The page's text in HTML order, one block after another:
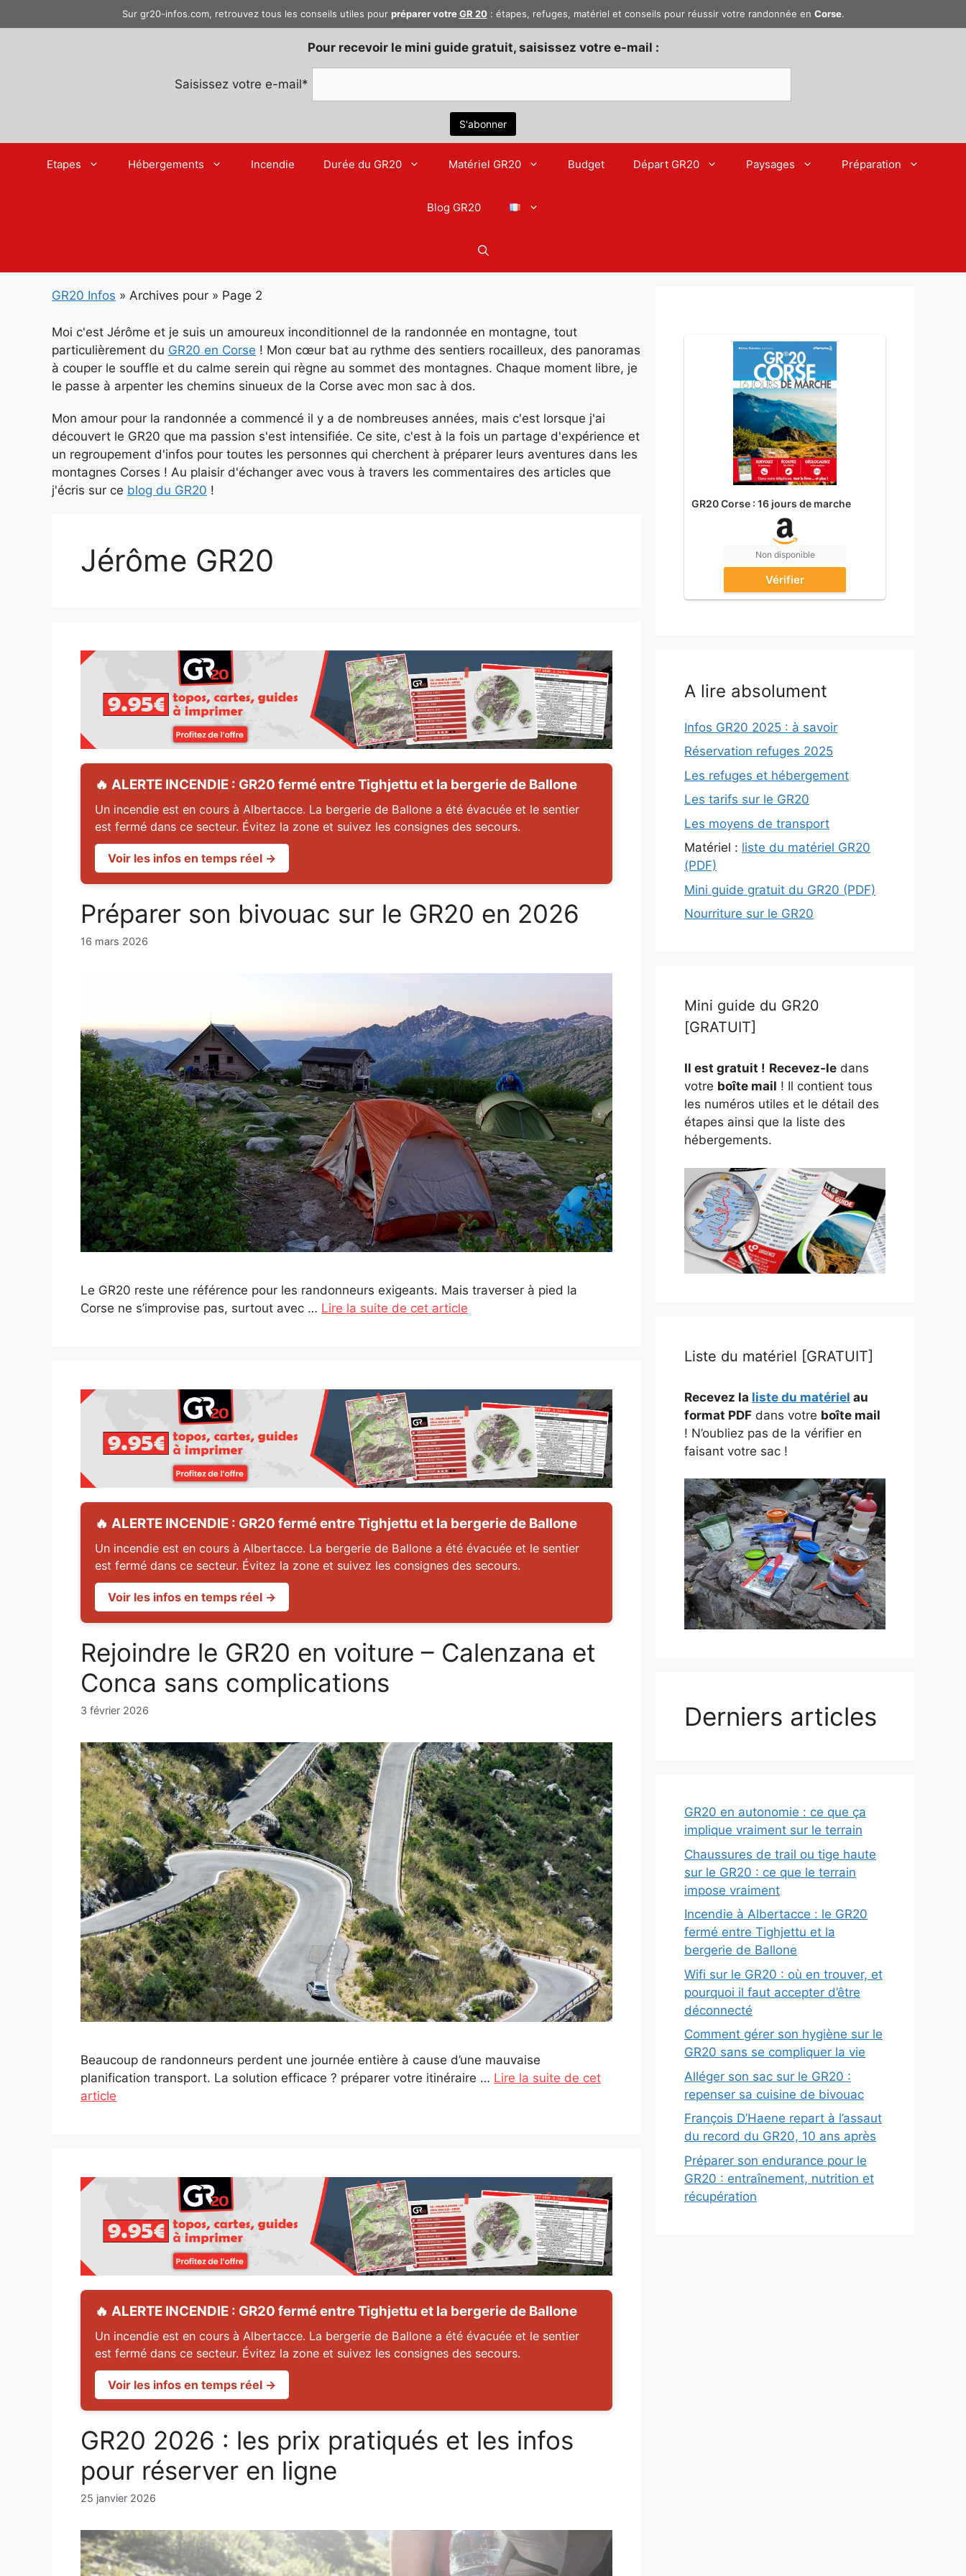
au
Sur gr20-infos.com, retrouvez tous les conseils utiles pour préparer votreGR 20: étapes, refuges, matériel et conseils pour réussir votre randonnée en Corse.
Pour recevoir le mini guide gratuit, saisissez votre e-mail :
Saisissez votre e-mail*
Etapes Hébergements Incendie Durée du GR20 Matériel GR20 Budget Départ GR20 Paysages Préparation
Blog GR20
GR20 Infos » Archives pour » Page 2
Moi c'est Jérôme et je suis un amoureux inconditionnel de la randonnée en montagne, tout
particulièrement du GR20 en Corse ! Mon cœur bat au rythme des sentiers rocailleux, des panoramas
à couper le souffle et du calme serein qui règne au sommet des montagnes. Chaque moment libre, je
le passe à arpenter les chemins sinueux de la Corse avec mon sac à dos.
Mon amour pour la randonnée a commencé il y a de nombreuses années, mais c'est lorsque j'ai
découvert le GR20 que ma passion s'est intensifiée. Ce site, c'est à la fois un partage d'expérience et
un regroupement d'infos pour toutes les personnes qui cherchent à préparer leurs aventures dans les
montagnes Corses ! Au plaisir d'échanger avec vous à travers les commentaires des articles que
j'écris sur ce blog du GR20 !
Jérôme GR20
🔥 ALERTE INCENDIE : GR20 fermé entre Tighjettu et la bergerie de Ballone
Un incendie est en cours à Albertacce. La bergerie de Ballone a été évacuée et le sentier
est fermé dans ce secteur. Évitez la zone et suivez les consignes des secours.
Voir les infos en temps réel →
Préparer son bivouac sur le GR20 en 2026
16 mars 2026
Le GR20 reste une référence pour les randonneurs exigeants. Mais traverser à pied la
Corse ne s’improvise pas, surtout avec … Lire la suite de cet article
🔥 ALERTE INCENDIE : GR20 fermé entre Tighjettu et la bergerie de Ballone
Un incendie est en cours à Albertacce. La bergerie de Ballone a été évacuée et le sentier
est fermé dans ce secteur. Évitez la zone et suivez les consignes des secours.
Voir les infos en temps réel →
Rejoindre le GR20 en voiture – Calenzana et
Conca sans complications
3 février 2026
Beaucoup de randonneurs perdent une journée entière à cause d’une mauvaise
planification transport. La solution efficace ? préparer votre itinéraire … Lire la suite de cet
article
🔥 ALERTE INCENDIE : GR20 fermé entre Tighjettu et la bergerie de Ballone
Un incendie est en cours à Albertacce. La bergerie de Ballone a été évacuée et le sentier
est fermé dans ce secteur. Évitez la zone et suivez les consignes des secours.
Voir les infos en temps réel →
GR20 2026 : les prix pratiqués et les infos
pour réserver en ligne
25 janvier 2026
GR20 Corse : 16 jours de marche
Non disponible
Vérifier
A lire absolument
Infos GR20 2025 : à savoir
Réservation refuges 2025
Les refuges et hébergement
Les tarifs sur le GR20
Les moyens de transport
Matériel : liste du matériel GR20
(PDF)
Mini guide gratuit du GR20 (PDF)
Nourriture sur le GR20
Mini guide du GR20
[GRATUIT]
Il est gratuit ! Recevez-le dans
votre boîte mail ! Il contient tous
les numéros utiles et le détail des
étapes ainsi que la liste des
hébergements.
Liste du matériel [GRATUIT]
Recevez la liste du matériel au
format PDF dans votre boîte mail
! N’oubliez pas de la vérifier en
faisant votre sac !
Derniers articles
GR20 en autonomie : ce que ça
implique vraiment sur le terrain
Chaussures de trail ou tige haute
sur le GR20 : ce que le terrain
impose vraiment
Incendie à Albertacce : le GR20
fermé entre Tighjettu et la
bergerie de Ballone
Wifi sur le GR20 : où en trouver, et
pourquoi il faut accepter d’être
déconnecté
Comment gérer son hygiène sur le
GR20 sans se compliquer la vie
Alléger son sac sur le GR20 :
repenser sa cuisine de bivouac
François D’Haene repart à l’assaut
du record du GR20, 10 ans après
Préparer son endurance pour le
GR20 : entraînement, nutrition et
récupération